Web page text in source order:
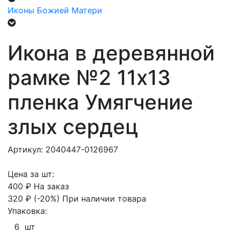
Иконы Божией Матери
Икона в деревянной
рамке №2 11х13
пленка Умягчение
злых сердец
Артикул: 2040447-0126967
Цена за шт:
400 ₽ На заказ
320 ₽ (-20%) При наличии товара
Упаковка:
6 шт